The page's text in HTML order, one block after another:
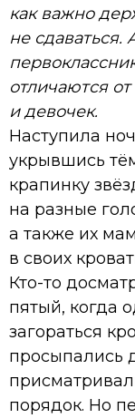
как важно
не сдаваться.
отличаются
и девочек.
Наступила
укрывшись
крапинку
на разные
а также их
в своих
Кто-то
пятый, когда
загораться
просыпались
порядок. Но